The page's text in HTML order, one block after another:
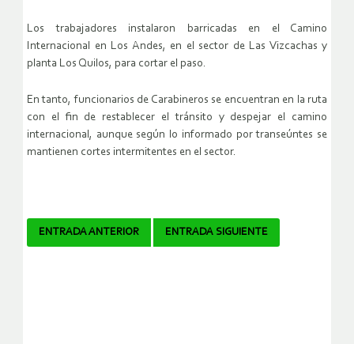
Los trabajadores instalaron barricadas en el Camino
Internacional en Los Andes, en el sector de Las Vizcachas y
planta Los Quilos, para cortar el paso.
En tanto, funcionarios de Carabineros se encuentran en la ruta
con el fin de restablecer el tránsito y despejar el camino
internacional, aunque según lo informado por transeúntes se
mantienen cortes intermitentes en el sector.
Navegador
ENTRADA ANTERIOR ENTRADA SIGUIENTE